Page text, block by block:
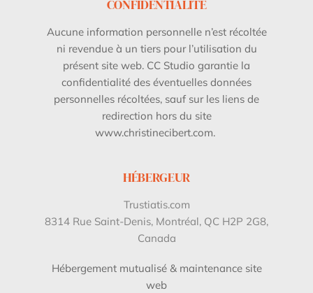
CONFIDENTIALITÉ
Aucune information personnelle n’est récoltée
ni revendue à un tiers pour l’utilisation du
présent site web. CC Studio garantie la
confidentialité des éventuelles données
personnelles récoltées, sauf sur les liens de
redirection hors du site
www.christinecibert.com.
HÉBERGEUR
Trustiatis.com
8314 Rue Saint-Denis, Montréal, QC H2P 2G8,
Canada
Hébergement mutualisé & maintenance site
web